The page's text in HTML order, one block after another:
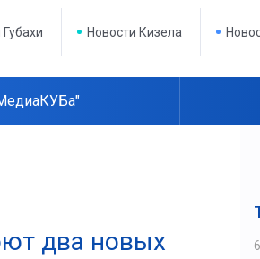
Новости Кизела
два новых